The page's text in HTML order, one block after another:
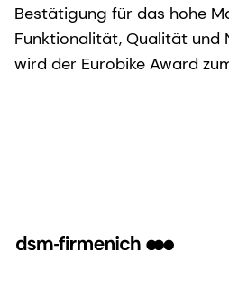
Bestätigung für das hohe
Funktionalität, Qualität und
wird der Eurobike Award